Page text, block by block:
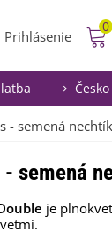
Prihlásenie
0
Česko
- semená
semená
je